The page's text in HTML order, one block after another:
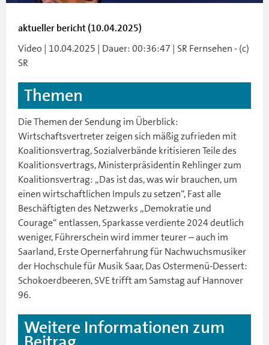
aktueller bericht (10.04.2025)
Video | 10.04.2025 | Dauer: 00:36:47 | SR Fernsehen - (c)
SR
Themen
Die Themen der Sendung im Überblick:
Wirtschaftsvertreter zeigen sich mäßig zufrieden mit
Koalitionsvertrag, Sozialverbände kritisieren Teile des
Koalitionsvertrags, Ministerpräsidentin Rehlinger zum
Koalitionsvertrag: „Das ist das, was wir brauchen, um
einen wirtschaftlichen Impuls zu setzen“, Fast alle
Beschäftigten des Netzwerks „Demokratie und
Courage“ entlassen, Sparkasse verdiente 2024 deutlich
weniger, Führerschein wird immer teurer – auch im
Saarland, Erste Opernerfahrung für Nachwuchsmusiker
der Hochschule für Musik Saar, Das Ostermenü-Dessert:
Schokoerdbeeren, SVE trifft am Samstag auf Hannover
96.
Weitere Informationen zum